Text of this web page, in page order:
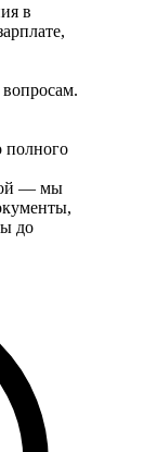
в
полного
— мы
до